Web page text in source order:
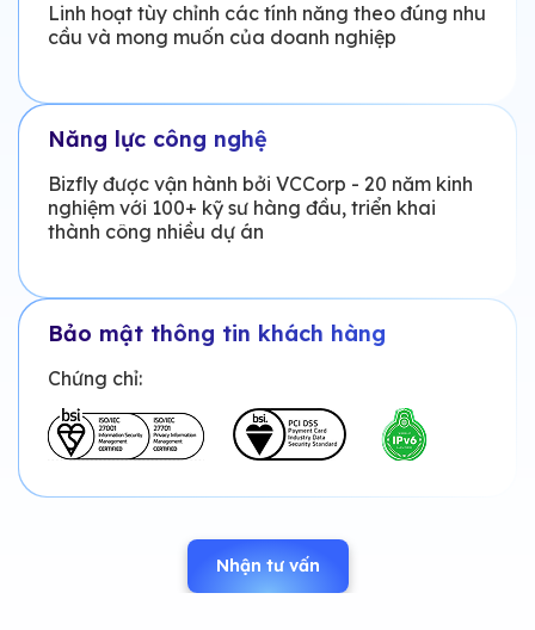
Linh hoạt tùy chỉnh các tính năng theo đúng nhu
cầu và mong muốn của doanh nghiệp
Năng lực công nghệ
Bizfly được vận hành bởi VCCorp - 20 năm kinh
nghiệm với 100+ kỹ sư hàng đầu, triển khai
thành công nhiều dự án
Bảo mật thông tin khách hàng
Chứng chỉ:
Nhận tư vấn